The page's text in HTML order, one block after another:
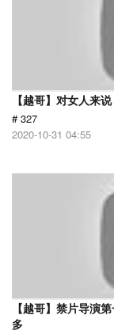
【越哥】对女人来
# 327
2020-10-31 04:55
【越哥】禁片导演
多